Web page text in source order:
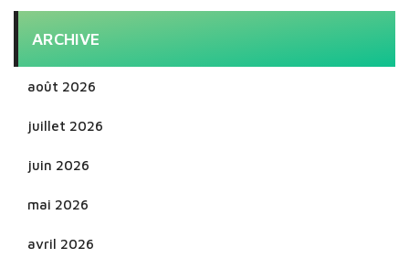
ARCHIVE
août 2026
juillet 2026
juin 2026
mai 2026
avril 2026